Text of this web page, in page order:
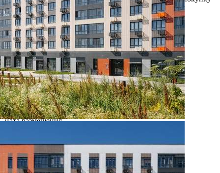
можно получить при приобретен...
396 (+1)
Навигация
Характеристики
О помещении
Где находится
Контакты
Другие объявления
Характеристики помещения
№ объявления
108595
Дата размещения
Москва
Адрес
Ленинградское шоссе, д.228Бстр1